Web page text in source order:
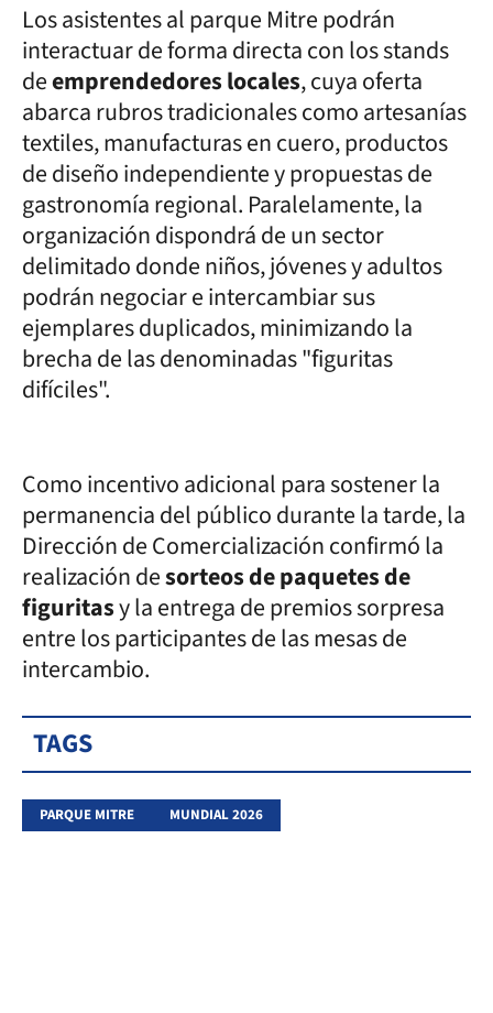
Los asistentes al parque Mitre podrán
interactuar de forma directa con los stands
deemprendedores locales, cuya oferta
abarca rubros tradicionales como artesanías
textiles, manufacturas en cuero, productos
de diseño independiente y propuestas de
gastronomía regional. Paralelamente, la
organización dispondrá de un sector
delimitado donde niños, jóvenes y adultos
podrán negociar e intercambiar sus
ejemplares duplicados, minimizando la
brecha de las denominadas "figuritas
difíciles".
Como incentivo adicional para sostener la
permanencia del público durante la tarde, la
Dirección de Comercialización confirmó la
realización desorteos de paquetes de
figuritasy la entrega de premios sorpresa
entre los participantes de las mesas de
intercambio.
TAGS
PARQUE MITRE MUNDIAL 2026